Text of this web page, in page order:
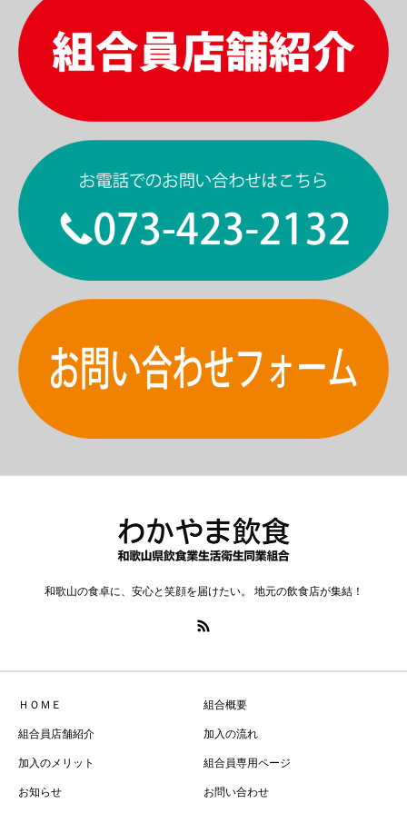
和歌山の食卓に、安心と笑顔を届けたい。 地元の飲食店が集結！
ＨＯＭＥ 組合概要
組合員店舗紹介 加入の流れ
加入のメリット 組合員専用ページ
お知らせ お問い合わせ